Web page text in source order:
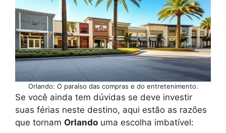
Orlando: O paraíso das compras e do entretenimento.
Se você ainda tem dúvidas se deve investir
suas férias neste destino, aqui estão as razões
que tornam Orlando uma escolha imbatível: